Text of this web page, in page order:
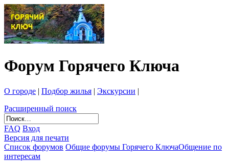
Форум Горячего Ключа
О городе | Подбор жилья | Экскурсии |
Расширенный поиск
FAQ Вход
Версия для печати
Список форумов Общие форумы Горячего КлючаОбщение по
интересам